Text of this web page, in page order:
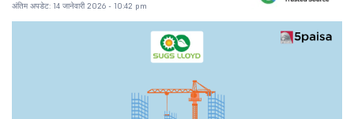
अंतिम अपडेट: 14 जानेवारी 2026 - 10:42 pm